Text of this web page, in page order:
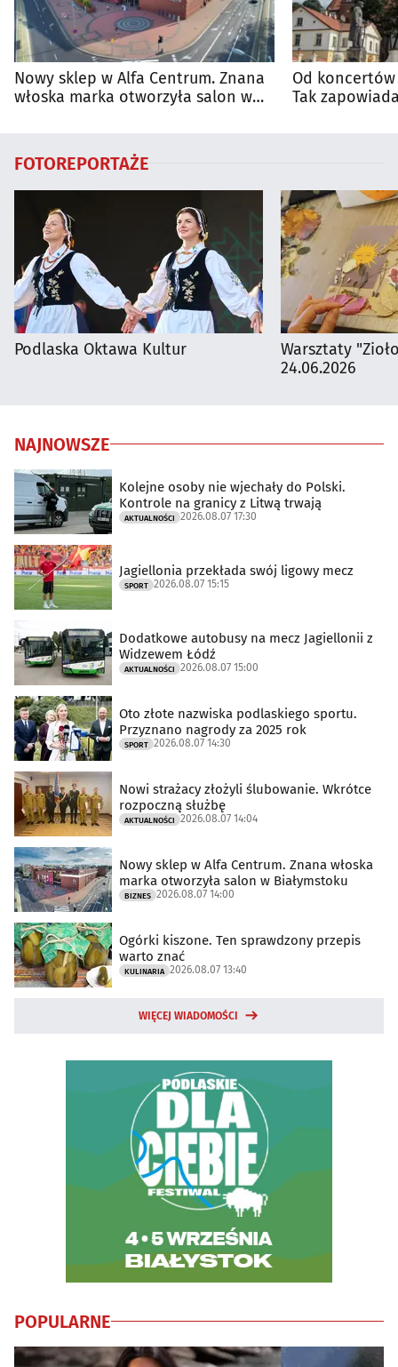
Nowy sklep w Alfa Centrum. Znana
włoska marka otworzyła salon w
Od
Tak
FOTOREPORTAŻE
Podlaska Oktawa Kultur
Warsztaty
24.06.2026
NAJNOWSZE
Kolejne osoby nie wjechały do Polski.
Kontrole na granicy z Litwą trwają
AKTUALNOŚCI 2026.08.07 17:30
Jagiellonia przekłada swój ligowy mecz
SPORT 2026.08.07 15:15
Dodatkowe autobusy na mecz Jagiellonii z
Widzewem Łódź
AKTUALNOŚCI 2026.08.07 15:00
Oto złote nazwiska podlaskiego sportu.
Przyznano nagrody za 2025 rok
SPORT 2026.08.07 14:30
Nowi strażacy złożyli ślubowanie. Wkrótce
rozpoczną służbę
AKTUALNOŚCI 2026.08.07 14:04
Nowy sklep w Alfa Centrum. Znana włoska
marka otworzyła salon w Białymstoku
BIZNES 2026.08.07 14:00
Ogórki kiszone. Ten sprawdzony przepis
warto znać
KULINARIA 2026.08.07 13:40
WIĘCEJ WIADOMOŚCI
POPULARNE